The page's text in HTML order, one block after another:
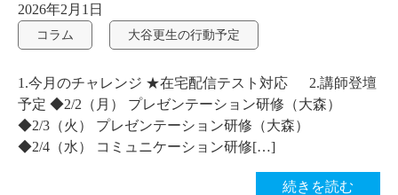
2026年2月1日
コラム 大谷更生の行動予定
1.今月のチャレンジ ★在宅配信テスト対応 2.講師登壇
予定 ◆2/2（月） プレゼンテーション研修（大森）
◆2/3（火） プレゼンテーション研修（大森）
◆2/4（水） コミュニケーション研修[…]
続きを読む